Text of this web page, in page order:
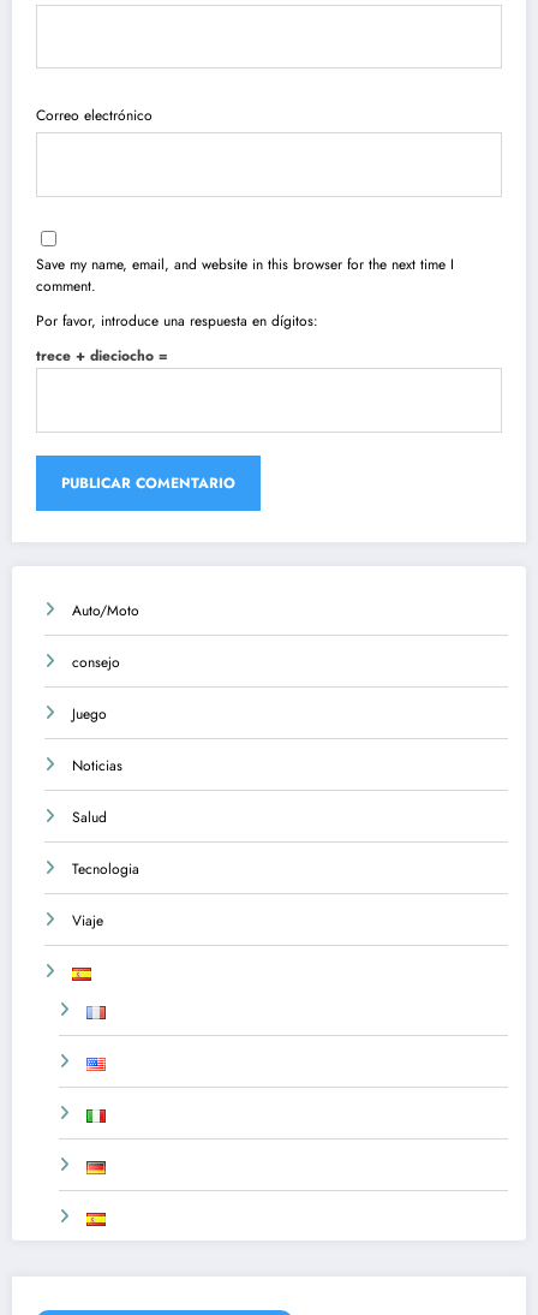
Correo electrónico
Save my name, email, and website in this browser for the next time I
comment.
Por favor, introduce una respuesta en dígitos:
trece + dieciocho =
Auto/Moto
consejo
Juego
Noticias
Salud
Tecnologia
Viaje